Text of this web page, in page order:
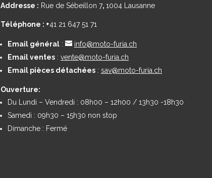
Addresse : Rue de Sébeillon 7, 1004 Lausanne
Téléphone : +41 21 647 51 71
Email général:
info@moto-furia.ch
Email ventes: vente@moto-furia.ch
Email pièces détachées: sav@moto-furia.ch
Ouverture:
Du Lundi – Vendredi : 08h00 – 12h00 / 13h30 -18h30
Samedi : 09h30 – 15h30 non stop
Dimanche : Fermé